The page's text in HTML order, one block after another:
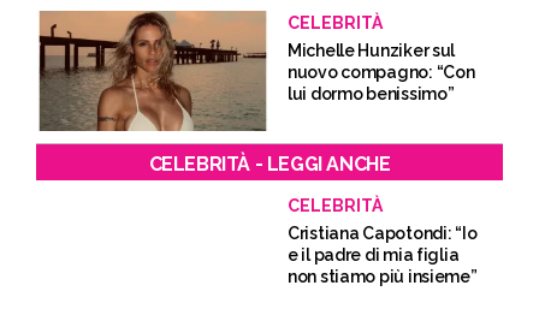
CELEBRITÀ
Michelle Hunziker sul
nuovo compagno: “Con
lui dormo benissimo”
CELEBRITÀ - LEGGI ANCHE
CELEBRITÀ
Cristiana Capotondi: “Io
e il padre di mia figlia
non stiamo più insieme”